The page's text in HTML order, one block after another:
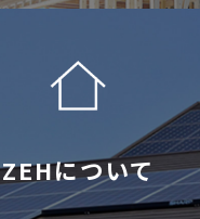
ZEHについて